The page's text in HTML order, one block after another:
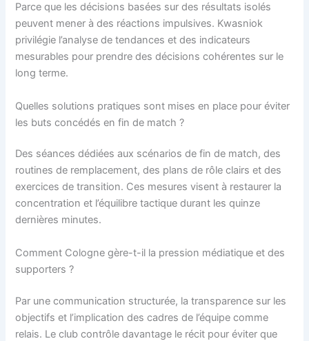
Parce que les décisions basées sur des résultats isolés
peuvent mener à des réactions impulsives. Kwasniok
privilégie l’analyse de tendances et des indicateurs
mesurables pour prendre des décisions cohérentes sur le
long terme.
Quelles solutions pratiques sont mises en place pour éviter
les buts concédés en fin de match ?
Des séances dédiées aux scénarios de fin de match, des
routines de remplacement, des plans de rôle clairs et des
exercices de transition. Ces mesures visent à restaurer la
concentration et l’équilibre tactique durant les quinze
dernières minutes.
Comment Cologne gère-t-il la pression médiatique et des
supporters ?
Par une communication structurée, la transparence sur les
objectifs et l’implication des cadres de l’équipe comme
relais. Le club contrôle davantage le récit pour éviter que